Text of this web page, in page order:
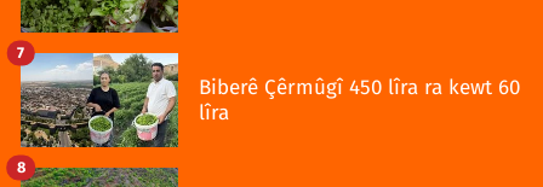
Biberê Çêrmûgî 450 lîra ra kewt 60
lîra
7
8